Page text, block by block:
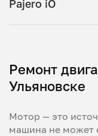
Pajero iO
Ремонт
Ульяновске
Мотор — это
машина не может